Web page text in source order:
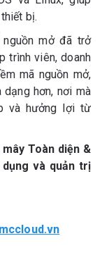
bị.
mở đã trở
trình viên, doanh
mã nguồn mở,
hơn, nơi mà
và hưởng lợi từ
Toàn diện &
và quản trị